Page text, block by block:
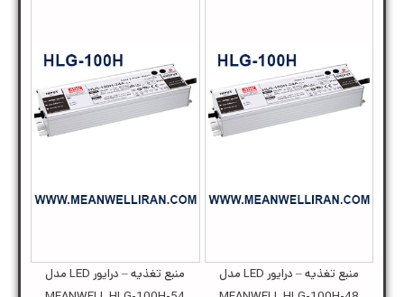
منبع تغذیه – درایور LED مدل
منبع تغذیه – درایور LED مدل